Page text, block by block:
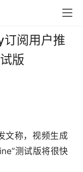
阅用户推
版
文称，视频生成
测试版将很快